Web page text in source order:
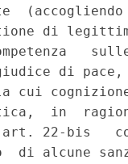
di
di pace,
cui
in
22-bis
di alcune